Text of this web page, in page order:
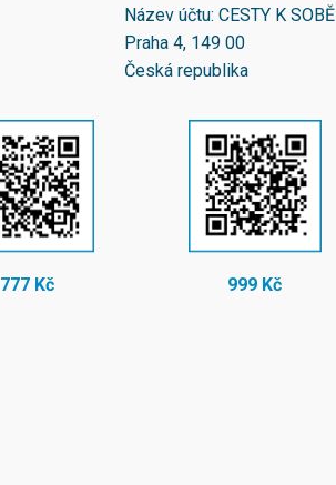
Název účtu: CESTY K SOBĚ
Praha 4, 149 00
Česká republika
777 Kč 999 Kč